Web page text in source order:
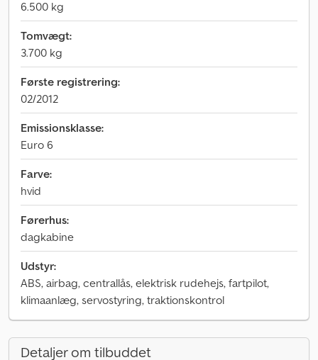
6.500 kg
Tomvægt:
3.700 kg
Første registrering:
02/2012
Emissionsklasse:
Euro 6
Farve:
hvid
Førerhus:
dagkabine
Udstyr:
ABS, airbag, centrallås, elektrisk rudehejs, fartpilot,
klimaanlæg, servostyring, traktionskontrol
Detaljer om tilbuddet